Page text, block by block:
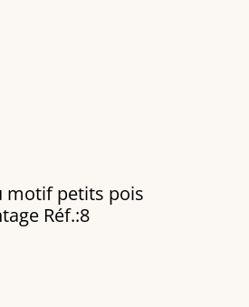
motif petits pois
blanc vintage Réf.:8